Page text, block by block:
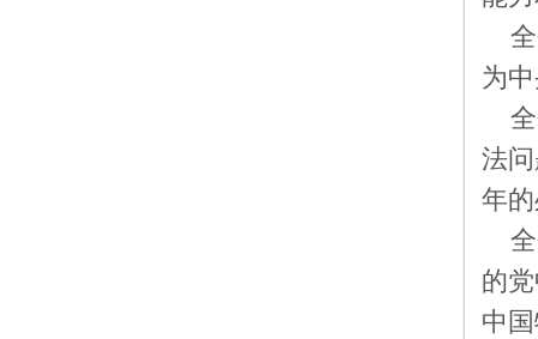
为
法
年
的
中